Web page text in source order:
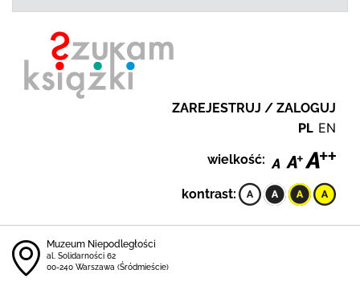
ZAREJESTRUJ / ZALOGUJ
PL EN
wielkość:
kontrast:
Muzeum Niepodległości
al. Solidarności 62
00-240 Warszawa (Śródmieście)